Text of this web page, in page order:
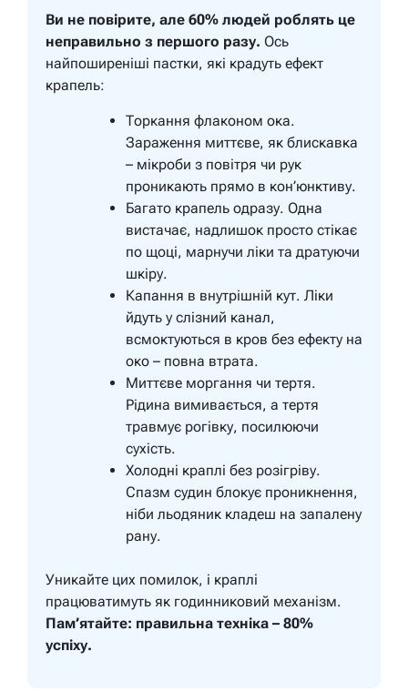
Ви не повірите, але 60% людей роблять це
неправильно з першого разу. Ось
найпоширеніші пастки, які крадуть ефект
крапель:
Торкання флаконом ока.
Зараження миттєве, як блискавка
– мікроби з повітря чи рук
проникають прямо в кон’юнктиву.
Багато крапель одразу. Одна
вистачає, надлишок просто стікає
по щоці, марнучи ліки та дратуючи
шкіру.
Капання в внутрішній кут. Ліки
йдуть у слізний канал,
всмоктуються в кров без ефекту на
око – повна втрата.
Миттєве моргання чи тертя.
Рідина вимивається, а тертя
травмує рогівку, посилюючи
сухість.
Холодні краплі без розігріву.
Спазм судин блокує проникнення,
ніби льодяник кладеш на запалену
рану.
Уникайте цих помилок, і краплі
працюватимуть як годинниковий механізм.
Пам’ятайте: правильна техніка – 80%
успіху.